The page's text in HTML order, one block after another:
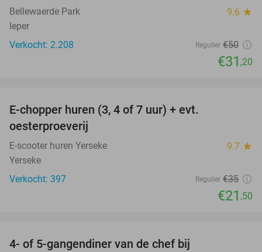
Bellewaerde Park 9.6 star
Ieper
Verkocht: 2.208
Regulier €50
€31 ,20
E-chopper huren (3, 4 of 7 uur) + evt.
oesterproeverij
E-scooter huren Yerseke 9.7 star
Yerseke
Verkocht: 397
Regulier €35
€21 ,50
4- of 5-gangendiner van de chef bij